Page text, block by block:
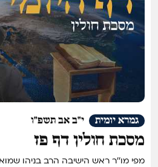
י"ב אב תשפ"ו גמרא יומית
מסכת חולין דף פז
מפי מו''ר ראש הישיבה הרב בניהו שמואלי שליט''א